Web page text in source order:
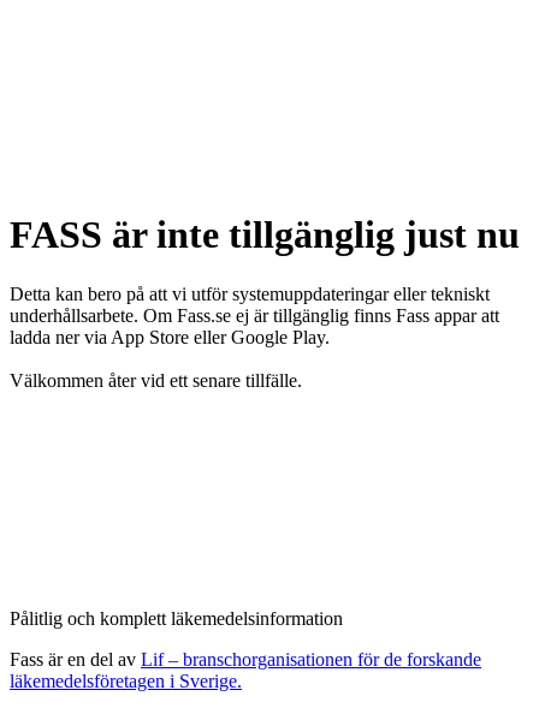
FASS är inte tillgänglig just nu
Detta kan bero på att vi utför systemuppdateringar eller tekniskt
underhållsarbete. Om Fass.se ej är tillgänglig finns Fass appar att
ladda ner via App Store eller Google Play.
Välkommen åter vid ett senare tillfälle.
Pålitlig och komplett läkemedelsinformation
Fass är en del av Lif – branschorganisationen för de forskande
läkemedelsföretagen i Sverige.